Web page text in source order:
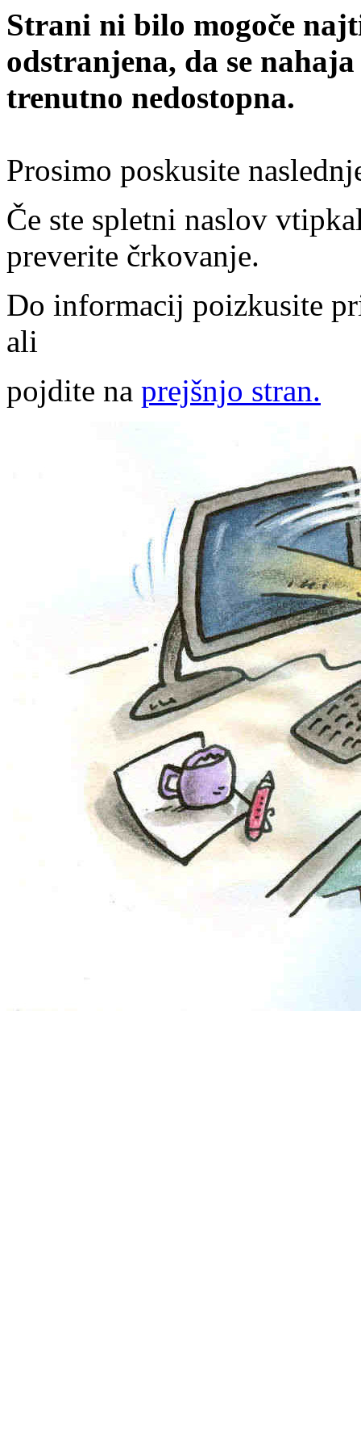
Strani ni bilo mogoče
odstranjena, da se
trenutno nedostopna.
Prosimo poskusite
Če ste spletni naslov
preverite črkovanje.
Do informacij poizkusite
ali
pojdite na prejšnjo stran.